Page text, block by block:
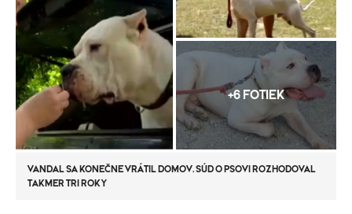
+6 FOTIEK
VANDAL SA KONEČNE VRÁTIL DOMOV. SÚD O PSOVI ROZHODOVAL
TAKMER TRI ROKY